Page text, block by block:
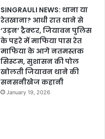
SINGRAULI NEWS: थाना या
रेतखाना? आधी रात थाने से
‘उड़न’ ट्रैक्टर, जियावन पुलिस
के पहरे में माफिया पास रेत
माफिया के आगे नतमस्तक
सिस्टम, सुशासन की पोल
खोलती जियावन थाने की
सनसनीखेज कहानी
January 19, 2026